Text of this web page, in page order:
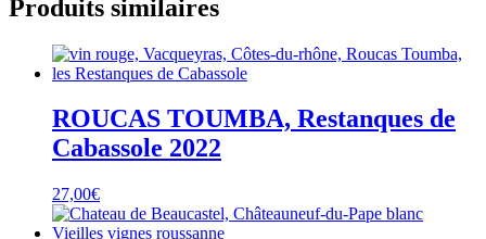
Produits similaires
ROUCAS TOUMBA, Restanques de
Cabassole 2022
27,00€